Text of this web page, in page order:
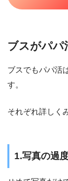
ブスがパパ
ブスでもパパ活
す。
それぞれ詳しく
1.写真の過